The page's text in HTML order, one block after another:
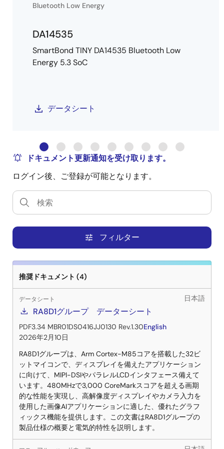
Bluetooth Low Energy
DA14535
SmartBond TINY DA14535 Bluetooth Low
Energy 5.3 SoC
データシート
ドキュメント更新通知を受け取ります。
ログイン後、ご登録が可能となります。
tune フィルター
推奨ドキュメント (4)
データシート 日本語
RA8D1グループ データーシート
PDF3.34 MBR01DS0416JJ0130 Rev.1.30English
2026年2月10日
RA8D1グループは、Arm Cortex-M85コアを搭載した32ビ
ットマイコンで、ディスプレイを備えたアプリケーション
に向けて、MIPI-DSIやパラレルLCDインタフェース備えて
います。480MHzで3,000 CoreMarkスコアを超える画期
的な性能を実現し、高解像度ディスプレイやカメラ入力を
使用した画像AIアプリケーションに適した、優れたグラフ
ィックス機能を提供します。この文書はRA8D1グループの
製品仕様の概要と電気的特性を説明します。